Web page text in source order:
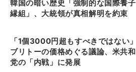
韓国の暗い歴史「強制的な国際養子
縁組」、大統領が真相解明を約束
「1個3000円超もすべきではない」
ブリトーの価格めぐる議論、米共和
党の「内戦」に発展